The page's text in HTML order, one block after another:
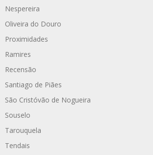
Nespereira
Oliveira do Douro
Proximidades
Ramires
Recensão
Santiago de Piães
São Cristóvão de Nogueira
Souselo
Tarouquela
Tendais